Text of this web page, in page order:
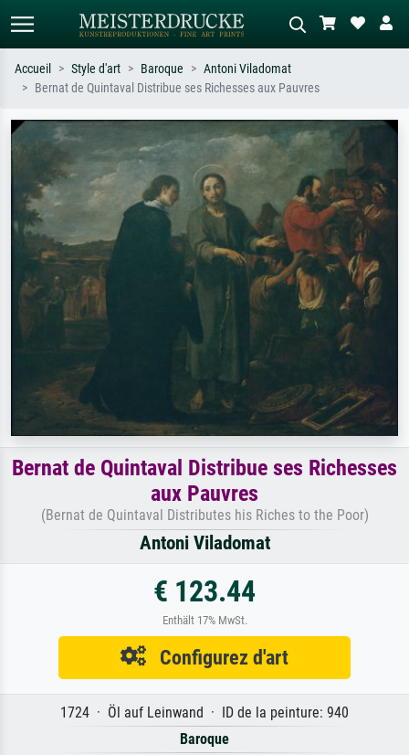
Recherchez par artiste, titre ou style –
ex. Monet, Nuit étoilée,
impressionnisme, vague de Hokusai,
nu.
Décrivez la scène – ex. prairie verte,
abstrait avec beaucoup de rouge,
tableau sombre, nu debout près d'un
arbre.
Accueil Style d'art Baroque
Antoni Viladomat
Bernat de Quintaval Distribue ses Richesses aux Pauvres
Bernat de Quintaval Distribue ses Richesses
aux Pauvres
(Bernat de Quintaval Distributes his Riches to the Poor)
Antoni Viladomat
€ 123.44
Enthält 17% MwSt.
Configurez d'art
1724 · Öl auf Leinwand · ID de la peinture: 940
Baroque